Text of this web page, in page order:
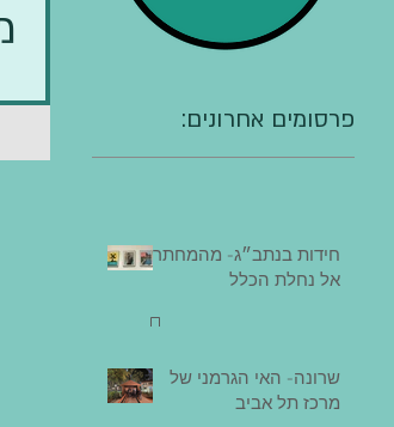
:פרסומים אחרונים
חידות בנתב״ג- מהמחתרת
אל נחלת הכלל
שרונה- האי הגרמני של
מרכז תל אביב